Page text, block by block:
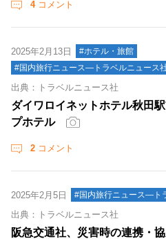
4コメント
2025年2月13日
#ホテル・旅館
#国内旅行ニュース―トラベルニュース
出典：トラベルニュース社
ダイワロイネットホテル秋田
プホテル
2 コメント
2025年2月5日 #国内旅行ニュース―ト
出典：トラベルニュース社
阪急交通社、災害時の連携・